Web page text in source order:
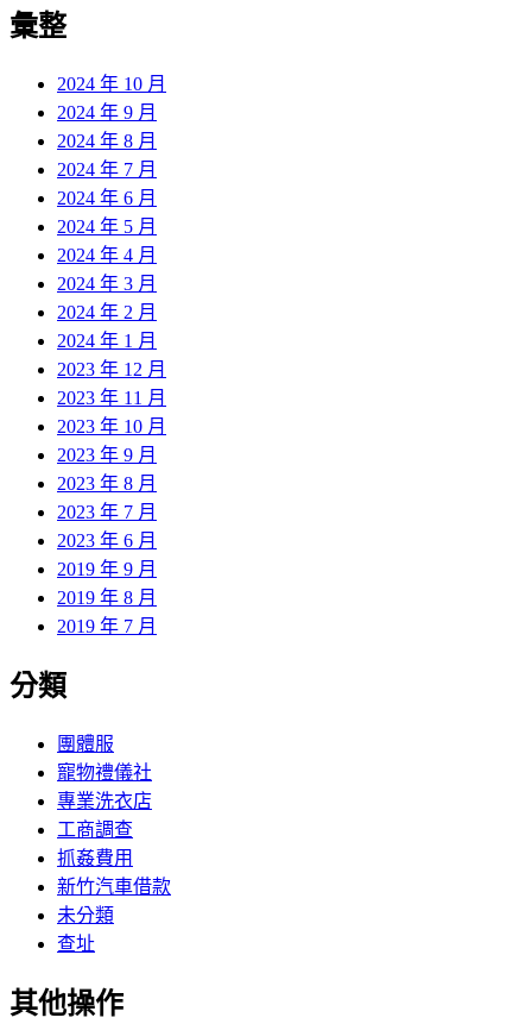
彙整
2024 年 10 月
2024 年 9 月
2024 年 8 月
2024 年 7 月
2024 年 6 月
2024 年 5 月
2024 年 4 月
2024 年 3 月
2024 年 2 月
2024 年 1 月
2023 年 12 月
2023 年 11 月
2023 年 10 月
2023 年 9 月
2023 年 8 月
2023 年 7 月
2023 年 6 月
2019 年 9 月
2019 年 8 月
2019 年 7 月
分類
團體服
寵物禮儀社
專業洗衣店
工商調查
抓姦費用
新竹汽車借款
未分類
查址
其他操作